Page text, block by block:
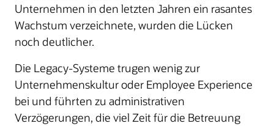
Unternehmen in den letzten Jahren ein rasantes
Wachstum verzeichnete, wurden die Lücken
noch deutlicher.
Die Legacy-Systeme trugen wenig zur
Unternehmenskultur oder Employee Experience
bei und führten zu administrativen
Verzögerungen, die viel Zeit für die Betreuung